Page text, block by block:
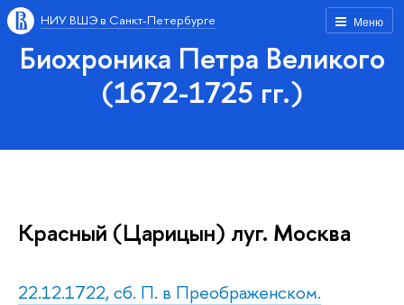
Меню
НИУ ВШЭ в Санкт-Петербурге
Биохроника Петра Великого
(1672-1725 гг.)
Красный (Царицын) луг. Москва
22.12.1722, сб. П. в Преображенском.